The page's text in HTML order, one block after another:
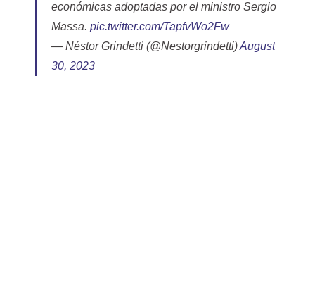
económicas adoptadas por el ministro Sergio
Massa. pic.twitter.com/TapfvWo2Fw
— Néstor Grindetti (@Nestorgrindetti)August
30, 2023